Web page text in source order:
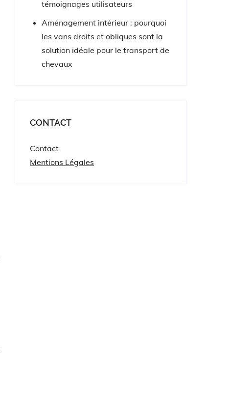
témoignages utilisateurs
Aménagement intérieur : pourquoi
les vans droits et obliques sont la
solution idéale pour le transport de
chevaux
CONTACT
Contact
Mentions Légales